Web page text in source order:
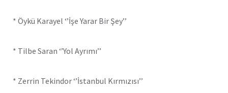
* Öykü Karayel ‘’İşe Yarar Bir Şey’’
* Tilbe Saran ‘’Yol Ayrımı’’
* Zerrin Tekindor ‘’İstanbul Kırmızısı’’